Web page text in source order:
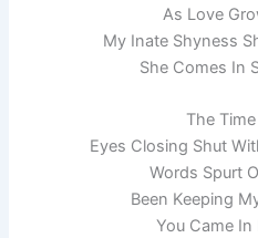
As Love
My Inate Shyness
She Comes In
The
Eyes Closing Shut
Words Spurt
Been Keeping
You Came In